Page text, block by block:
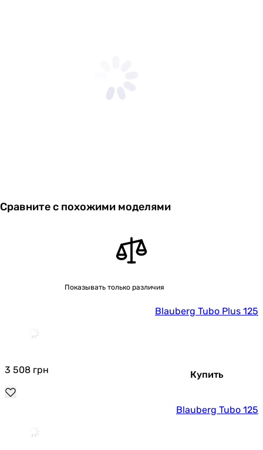
Сравните с похожими моделями
Показывать только различия
Blauberg Tubo Plus 125
3 508 грн Купить
Blauberg Tubo 125